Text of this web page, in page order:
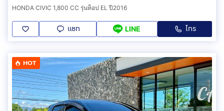
HONDA CIVIC 1,800 CC รุ่นท็อป EL ปี2016
แชท LINE โทร
HOT